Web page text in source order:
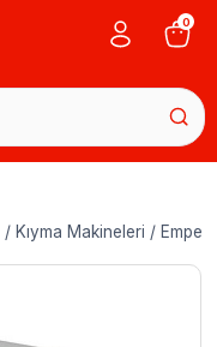
0
/ Kıyma Makineleri /